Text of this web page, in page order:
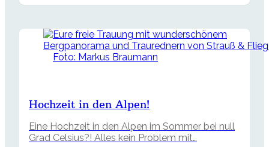
Foto: Markus Braumann
Hochzeit in den Alpen!
Eine Hochzeit in den Alpen im Sommer bei null
Grad Celsius?! Alles kein Problem mit…